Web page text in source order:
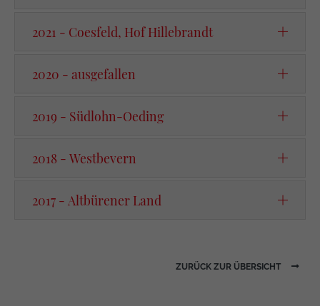
2021 - Coesfeld, Hof Hillebrandt
2020 - ausgefallen
2019 - Südlohn-Oeding
2018 - Westbevern
2017 - Altbürener Land
ZURÜCK ZUR ÜBERSICHT